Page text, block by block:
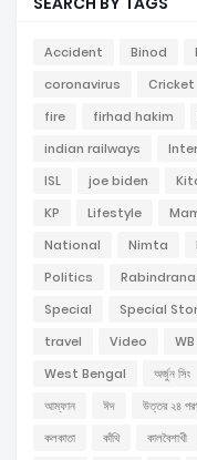
Accident Binod
coronavirus
Cricket
fire
firhad hakim
indian railways
ISL
joe biden
KP
Lifestyle
National
Nimta
Politics
Special
Special
travel
Video
West Bengal
অর্জুন সিং
আম্ফান
ঈদ উত্তর ২৪
কলকাতা
কাঁথি কালবৈশাখী